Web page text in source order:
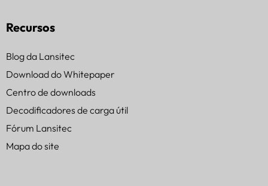
Recursos
Blog da Lansitec
Download do Whitepaper
Centro de downloads
Decodificadores de carga útil
Fórum Lansitec
Mapa do site